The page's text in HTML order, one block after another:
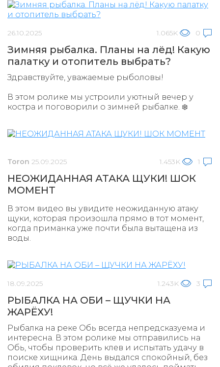
26.10.2025 1.065K 0
Зимняя рыбалка. Планы на лёд! Какую
палатку и отопитель выбрать?
Здравствуйте, уважаемые рыболовы!
В этом ролике мы устроили уютный вечер у
костра и поговорили о зимней рыбалке. ❄️
Toron 25.09.2025 1.453K 1
НЕОЖИДАННАЯ АТАКА ЩУКИ! ШОК
МОМЕНТ
В этом видео вы увидите неожиданную атаку
щуки, которая произошла прямо в тот момент,
когда приманка уже почти была вытащена из
воды.
18.09.2025 1.243K 3
РЫБАЛКА НА ОБИ – ЩУЧКИ НА
ЖАРЁХУ!
Рыбалка на реке Обь всегда непредсказуема и
интересна. В этом ролике мы отправились на
Обь, чтобы проверить клев и испытать удачу в
поиске хищника. День выдался спокойный, без